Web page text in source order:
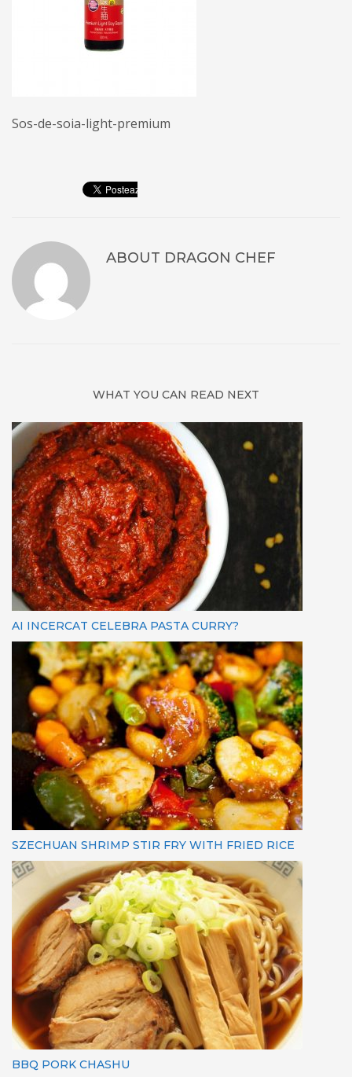
Sos-de-soia-light-premium
ABOUT DRAGON CHEF
WHAT YOU CAN READ NEXT
AI INCERCAT CELEBRA PASTA CURRY?
SZECHUAN SHRIMP STIR FRY WITH FRIED RICE
BBQ PORK CHASHU